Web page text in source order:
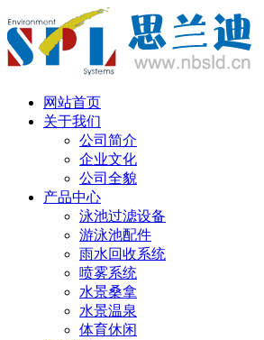
网站首页
关于我们
公司简介
企业文化
公司全貌
产品中心
泳池过滤设备
游泳池配件
雨水回收系统
喷雾系统
水景桑拿
水景温泉
体育休闲